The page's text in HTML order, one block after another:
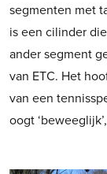
segmenten met
is een cilinder
ander segment
van ETC. Het
van een
oogt